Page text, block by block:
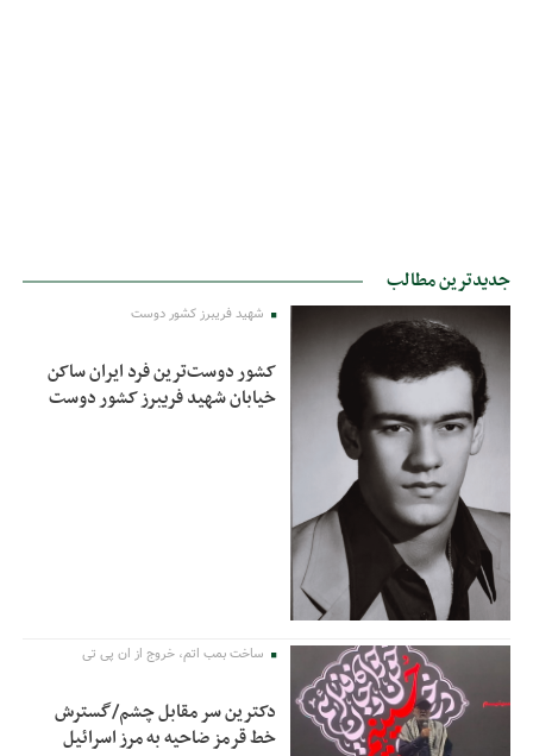
جدیدترین مطالب
شهید فریبرز کشور دوست
کشور دوست‌ترین فرد ایران ساکن
خیابان شهید فریبرز کشور دوست
ساخت بمب اتم، خروج از ان پی تی
دکترین سر مقابل چشم/گسترش
خط قرمز ضاحیه به مرز اسرائیل